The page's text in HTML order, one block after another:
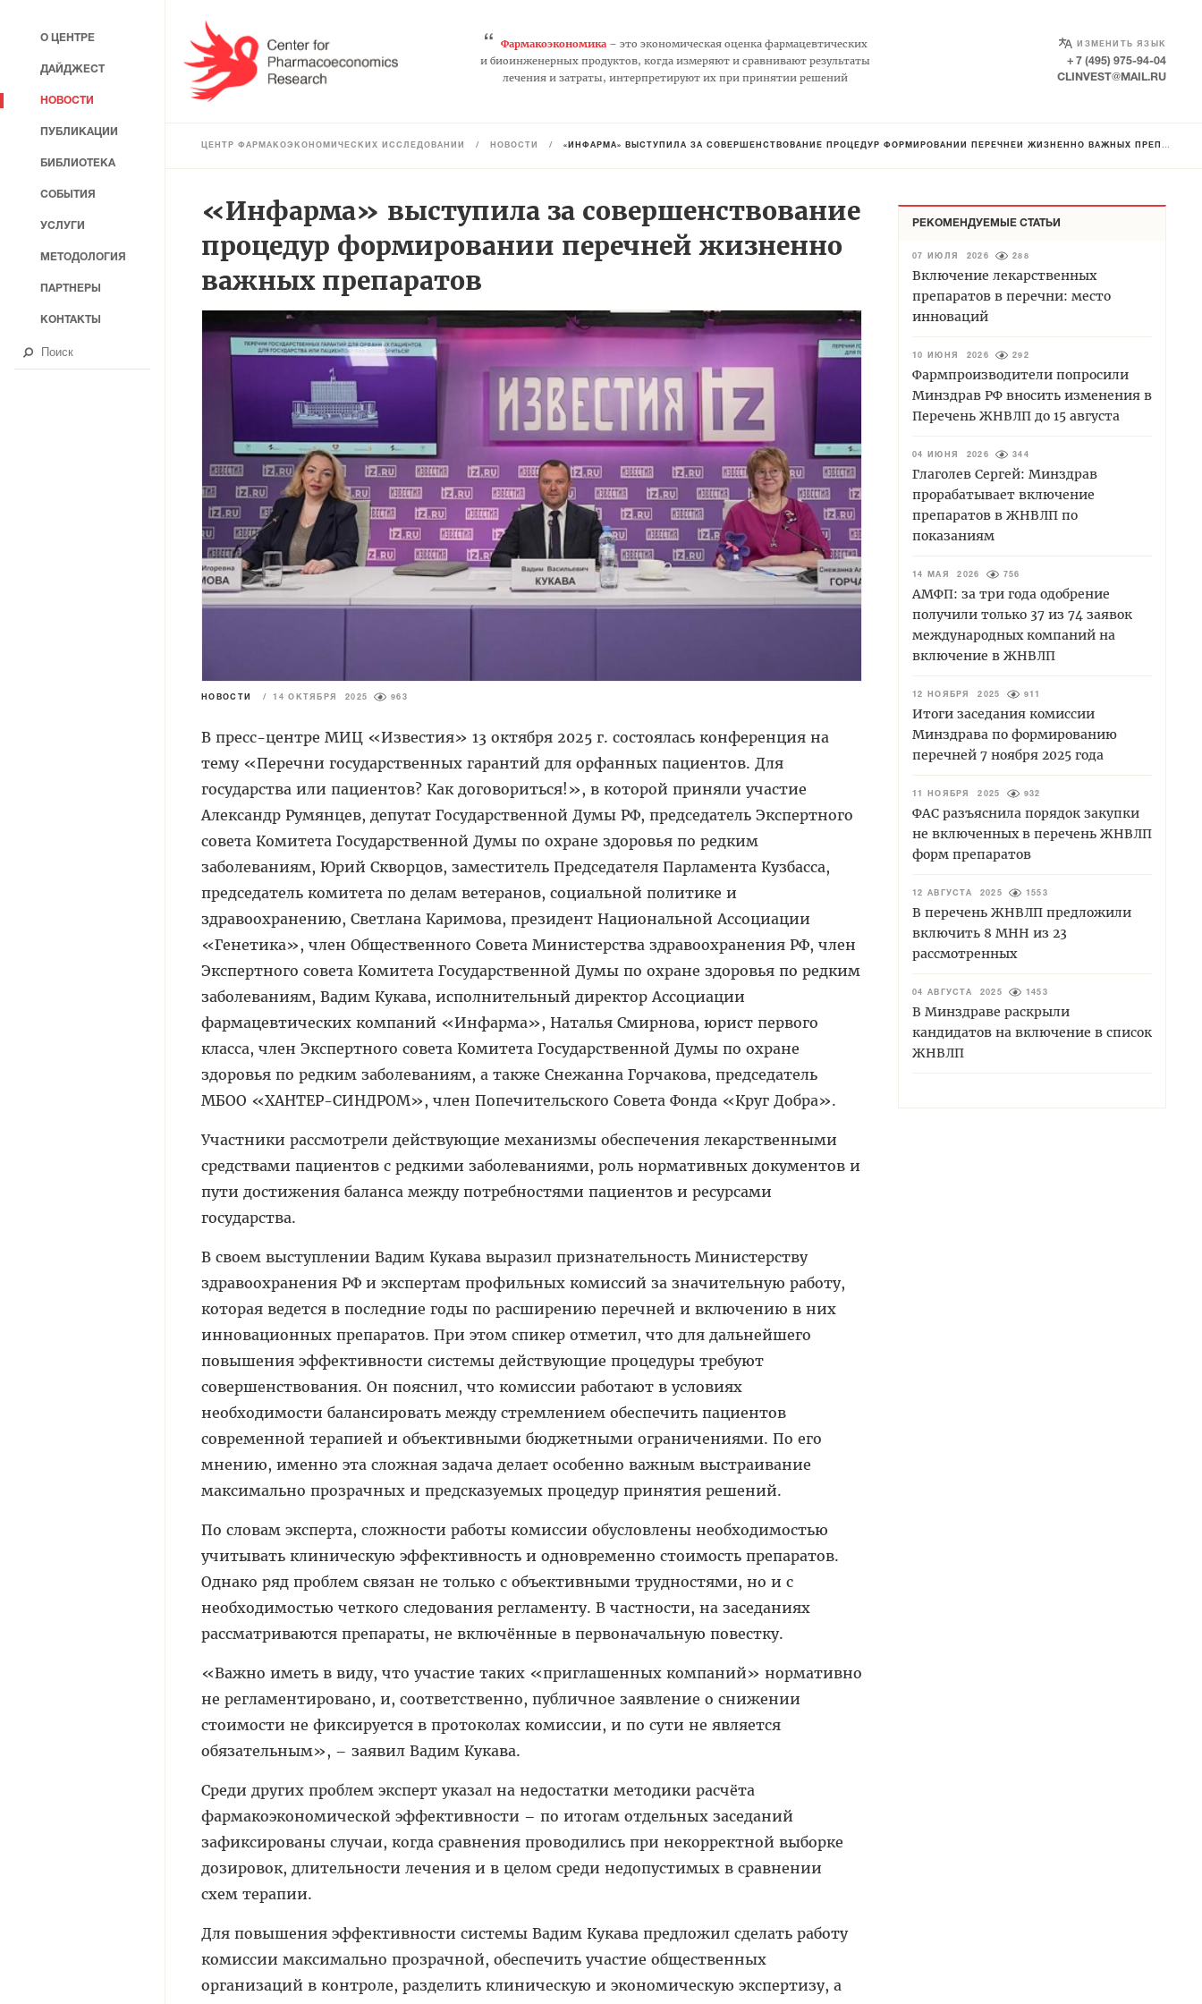
“ Фармакоэкономика– это экономическая оценка фармацевтических
и биоинженерных продуктов, когда измеряют и сравнивают результаты
лечения и затраты, интерпретируют их при принятии решений
ИЗМЕНИТЬ ЯЗЫК
SELECT LANGUAGE
+ 7 (495) 975-94-04
CLINVEST@MAIL.RU
ЦЕНТР ФАРМАКОЭКОНОМИЧЕСКИХ ИССЛЕДОВАНИЙ / НОВОСТИ / «ИНФАРМА» ВЫСТУПИЛА ЗА СОВЕРШЕНСТВОВАНИЕ ПРОЦЕДУР ФОРМИРОВАНИИ ПЕРЕЧНЕЙ ЖИЗНЕННО ВАЖНЫХ ПРЕПАРАТОВ
«Инфарма» выступила за совершенствование
процедур формировании перечней жизненно
важных препаратов
НОВОСТИ / 14 ОКТЯБРЯ 2025 963
В пресс-центре МИЦ «Известия» 13 октября 2025 г. состоялась конференция на
тему «Перечни государственных гарантий для орфанных пациентов. Для
государства или пациентов? Как договориться!», в которой приняли участие
Александр Румянцев, депутат Государственной Думы РФ, председатель Экспертного
совета Комитета Государственной Думы по охране здоровья по редким
заболеваниям, Юрий Скворцов, заместитель Председателя Парламента Кузбасса,
председатель комитета по делам ветеранов, социальной политике и
здравоохранению, Светлана Каримова, президент Национальной Ассоциации
«Генетика», член Общественного Совета Министерства здравоохранения РФ, член
Экспертного совета Комитета Государственной Думы по охране здоровья по редким
заболеваниям, Вадим Кукава, исполнительный директор Ассоциации
фармацевтических компаний «Инфарма», Наталья Смирнова, юрист первого
класса, член Экспертного совета Комитета Государственной Думы по охране
здоровья по редким заболеваниям, а также Снежанна Горчакова, председатель
МБОО «ХАНТЕР-СИНДРОМ», член Попечительского Совета Фонда «Круг Добра».
Участники рассмотрели действующие механизмы обеспечения лекарственными
средствами пациентов с редкими заболеваниями, роль нормативных документов и
пути достижения баланса между потребностями пациентов и ресурсами
государства.
В своем выступлении Вадим Кукава выразил признательность Министерству
здравоохранения РФ и экспертам профильных комиссий за значительную работу,
которая ведется в последние годы по расширению перечней и включению в них
инновационных препаратов. При этом спикер отметил, что для дальнейшего
повышения эффективности системы действующие процедуры требуют
совершенствования. Он пояснил, что комиссии работают в условиях
необходимости балансировать между стремлением обеспечить пациентов
современной терапией и объективными бюджетными ограничениями. По его
мнению, именно эта сложная задача делает особенно важным выстраивание
максимально прозрачных и предсказуемых процедур принятия решений.
По словам эксперта, сложности работы комиссии обусловлены необходимостью
учитывать клиническую эффективность и одновременно стоимость препаратов.
Однако ряд проблем связан не только с объективными трудностями, но и с
необходимостью четкого следования регламенту. В частности, на заседаниях
рассматриваются препараты, не включённые в первоначальную повестку.
«Важно иметь в виду, что участие таких «приглашенных компаний» нормативно
не регламентировано, и, соответственно, публичное заявление о снижении
стоимости не фиксируется в протоколах комиссии, и по сути не является
обязательным», – заявил Вадим Кукава.
Среди других проблем эксперт указал на недостатки методики расчёта
фармакоэкономической эффективности – по итогам отдельных заседаний
зафиксированы случаи, когда сравнения проводились при некорректной выборке
дозировок, длительности лечения и в целом среди недопустимых в сравнении
схем терапии.
Для повышения эффективности системы Вадим Кукава предложил сделать работу
комиссии максимально прозрачной, обеспечить участие общественных
организаций в контроле, разделить клиническую и экономическую экспертизу, а
РЕКОМЕНДУЕМЫЕ СТАТЬИ
07 ИЮЛЯ 2026 288
Включение лекарственных
препаратов в перечни: место
инноваций
10 ИЮНЯ 2026 292
Фармпроизводители попросили
Минздрав РФ вносить изменения в
Перечень ЖНВЛП до 15 августа
04 ИЮНЯ 2026 344
Глаголев Сергей: Минздрав
прорабатывает включение
препаратов в ЖНВЛП по
показаниям
14 МАЯ 2026 756
АМФП: за три года одобрение
получили только 37 из 74 заявок
международных компаний на
включение в ЖНВЛП
12 НОЯБРЯ 2025 911
Итоги заседания комиссии
Минздрава по формированию
перечней 7 ноября 2025 года
11 НОЯБРЯ 2025 932
ФАС разъяснила порядок закупки
не включенных в перечень ЖНВЛП
форм препаратов
12 АВГУСТА 2025 1553
В перечень ЖНВЛП предложили
включить 8 МНН из 23
рассмотренных
04 АВГУСТА 2025 1453
В Минздраве раскрыли
кандидатов на включение в список
ЖНВЛП
О ЦЕНТРЕ
ДАЙДЖЕСТ
НОВОСТИ
ПУБЛИКАЦИИ
БИБЛИОТЕКА
СОБЫТИЯ
УСЛУГИ
МЕТОДОЛОГИЯ
ПАРТНЕРЫ
КОНТАКТЫ